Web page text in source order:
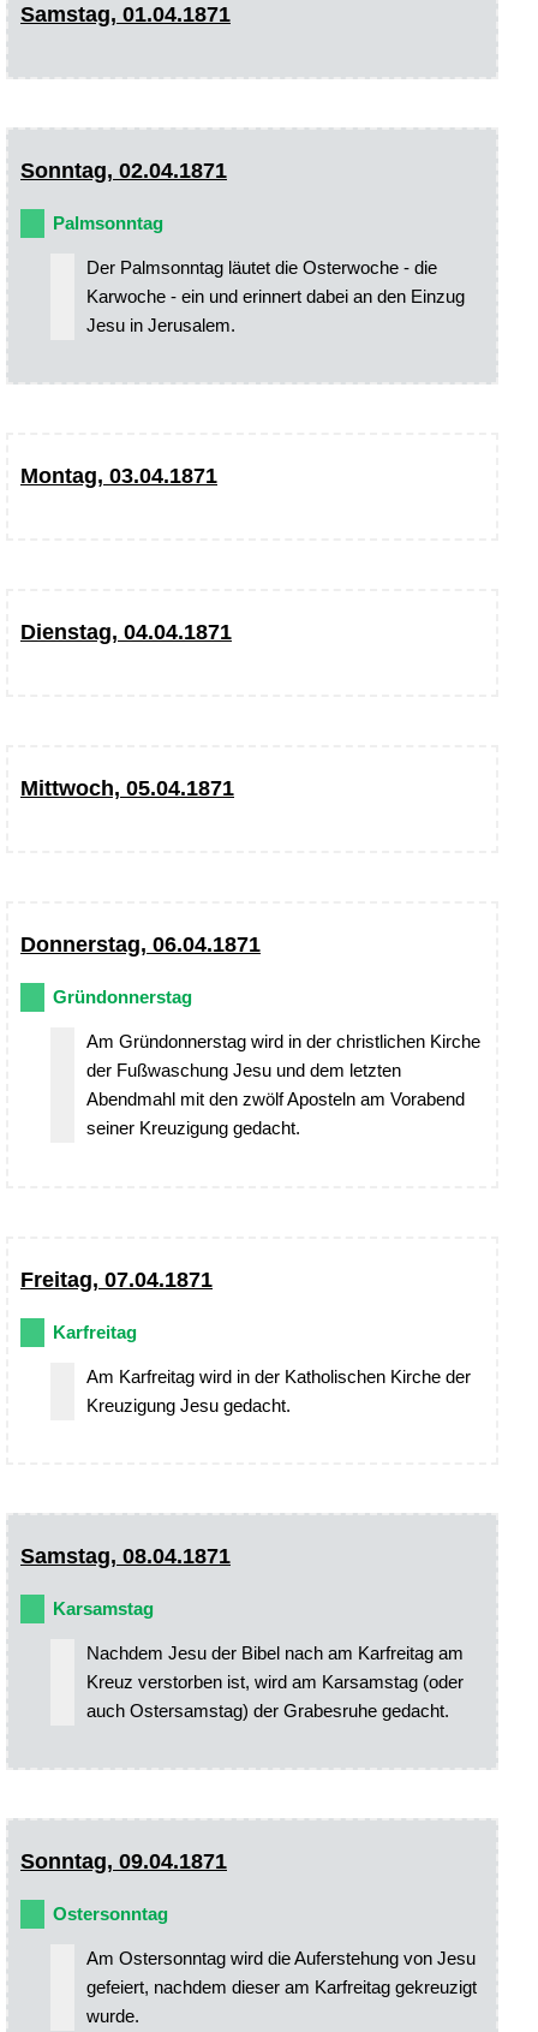
Samstag, 01.04.1871
Sonntag, 02.04.1871
Palmsonntag
Der Palmsonntag läutet die Osterwoche - die
Karwoche - ein und erinnert dabei an den Einzug
Jesu in Jerusalem.
Montag, 03.04.1871
Dienstag, 04.04.1871
Mittwoch, 05.04.1871
Donnerstag, 06.04.1871
Gründonnerstag
Am Gründonnerstag wird in der christlichen Kirche
der Fußwaschung Jesu und dem letzten
Abendmahl mit den zwölf Aposteln am Vorabend
seiner Kreuzigung gedacht.
Freitag, 07.04.1871
Karfreitag
Am Karfreitag wird in der Katholischen Kirche der
Kreuzigung Jesu gedacht.
Samstag, 08.04.1871
Karsamstag
Nachdem Jesu der Bibel nach am Karfreitag am
Kreuz verstorben ist, wird am Karsamstag (oder
auch Ostersamstag) der Grabesruhe gedacht.
Sonntag, 09.04.1871
Ostersonntag
Am Ostersonntag wird die Auferstehung von Jesu
gefeiert, nachdem dieser am Karfreitag gekreuzigt
wurde.